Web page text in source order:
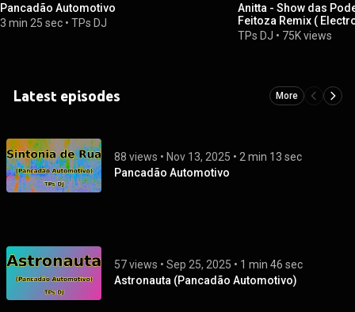
Pancadão Automotivo
3 min 25 sec • TPs DJ
Anitta - Show das
Feitoza Remix ( Electro Beat) ) Pancadão
Automotivo
TPs DJ • 75K views
Latest episodes More
88 views • Nov 13, 2025 • 2 min 13 sec
Pancadão Automotivo
57 views • Sep 25, 2025 • 1 min 46 sec
Astronauta (Pancadão Automotivo)